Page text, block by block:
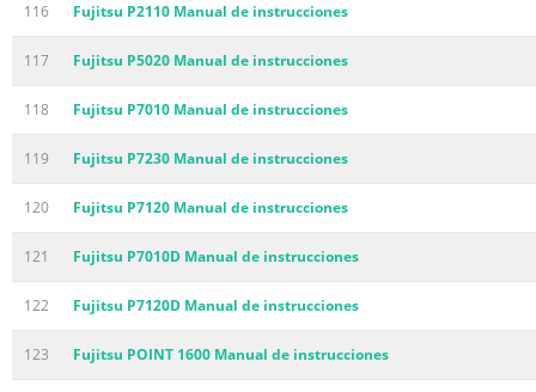
116 Fujitsu P2110 Manual de instrucciones
117 Fujitsu P5020 Manual de instrucciones
118 Fujitsu P7010 Manual de instrucciones
119 Fujitsu P7230 Manual de instrucciones
120 Fujitsu P7120 Manual de instrucciones
121 Fujitsu P7010D Manual de instrucciones
122 Fujitsu P7120D Manual de instrucciones
123 Fujitsu POINT 1600 Manual de instrucciones